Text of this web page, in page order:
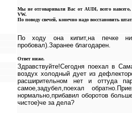
Мы не отговаривали Вас от AUDI, всего
VW.
По поводу свечей, конечно надо восстановить
По ходу она кипит,на печке
пробовал).Заранее благодарен.
Ответ ниже.
Здравствуйте!Сегодня поехал в
воздух холодный дует из
расширительном нет и оттуда
самое,задубел,поехал
нормально,прибавил оборотов
чистое)че за дела?